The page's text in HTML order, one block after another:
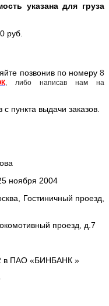
указана для груза
руб.
позвонив по номеру 8
, либо написав нам на
пункта выдачи заказов.
2004
Гостиничный проезд,
проезд, д.7
ПАО «БИНБАНК »